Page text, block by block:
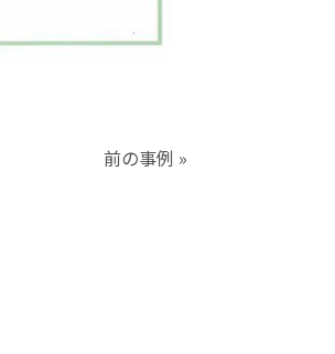
前の事例 »